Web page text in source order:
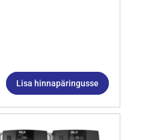
Lisa hinnapäringusse